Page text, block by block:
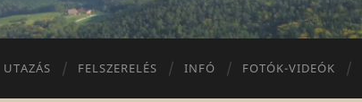
UTAZÁS FELSZERELÉS INFÓ FOTÓK-VIDEÓK